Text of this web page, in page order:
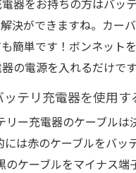
器をお持ちの方はバッ
決ができますね。カー
簡単です！ボンネット
の電源を入れるだけです
ッテリ充電器を使用す
リー充電器のケーブルは
には赤のケーブルをバッ
のケーブルをマイナス端